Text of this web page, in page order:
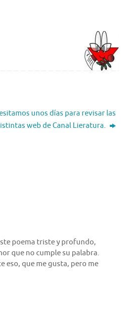
unos días para revisar las
web de Canal Lieratura.
poema triste y profundo,
que no cumple su palabra.
eso, que me gusta, pero me